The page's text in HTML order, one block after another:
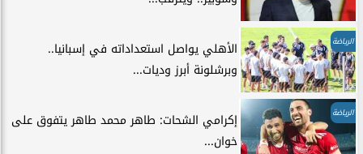
الرياضة
الأهلي يواصل استعداداته في إسبانيا..
وبرشلونة أبرز وديات...
الرياضة
إكرامي الشحات: طاهر محمد طاهر يتفوق على
خوان...